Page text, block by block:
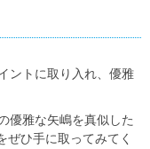
ントに取り入れ、優雅
優雅な矢嶋を真似した
ひ手に取ってみてく